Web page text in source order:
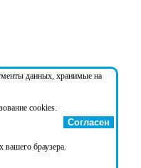
данных, хранимые на
cookies.
Согласен
вашего браузера.